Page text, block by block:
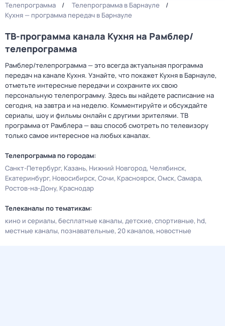
Телепрограмма
Телепрограмма в Барнауле
Кухня — программа передач в Барнауле
ТВ-программа канала Кухня на Рамблер/
телепрограмма
Рамблер/телепрограмма — это всегда актуальная программа
передач на канале Кухня. Узнайте, что покажет Кухня в Барнауле,
отметьте интересные передачи и сохраните их свою
персональную телепрограмму. Здесь вы найдете расписание на
сегодня, на завтра и на неделю. Комментируйте и обсуждайте
сериалы, шоу и фильмы онлайн с другими зрителями. ТВ
программа от Рамблера — ваш способ смотреть по телевизору
только самое интересное на любых каналах.
Телепрограмма по городам:
Санкт-Петербург Казань Нижний Новгород Челябинск
Екатеринбург Новосибирск Сочи Красноярск Омск Самара
Ростов-на-Дону Краснодар
Телеканалы по тематикам:
кино и сериалы бесплатные каналы детские спортивные hd
местные каналы познавательные 20 каналов новостные